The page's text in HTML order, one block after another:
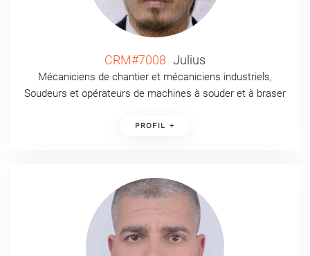
CRM#7008 Julius
Mécaniciens de chantier et mécaniciens industriels,
Soudeurs et opérateurs de machines à souder et à braser
PROFIL +